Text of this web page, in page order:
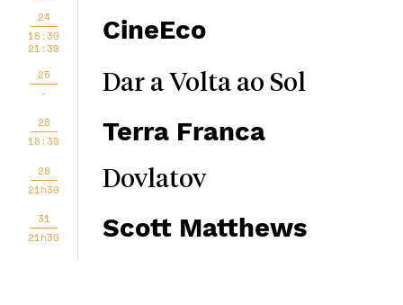
24
18:30
21:30
CineEco
25
-
Dar a Volta ao Sol
28
18:30
Terra Franca
28
21h30
Dovlatov
31
21h30
Scott Matthews